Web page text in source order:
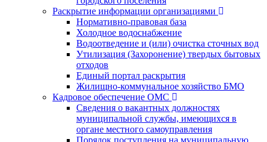
Раскрытие информации организациями
Нормативно-правовая база
Холодное водоснабжение
Водоотведение и (или) очистка сточных вод
Утилизация (Захоронение) твердых бытовых
отходов
Единый портал раскрытия
Жилищно-коммунальное хозяйство БМО
Кадровое обеспечение ОМС
Сведения о вакантных должностях
муниципальной службы, имеющихся в
органе местного самоуправления
Порядок поступления на муниципальную